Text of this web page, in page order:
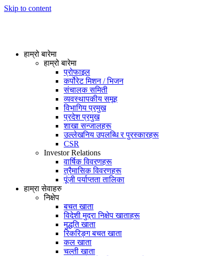
Skip to content
हाम्रो बारेमा
हाम्रो बारेमा
प्रोफाइल
कर्पोरेट मिशन / भिजन
संचालक समिती
व्यवस्थापकीय समूह
विभागिय प्रमुख
प्रदेश प्रमुख
शाखा सन्जालहरू
उल्लेखनिय उपलब्धि र पुरस्कारहरू
CSR
Investor Relations
वार्षिक विवरणहरू
त्रैमासिक विवरणहरू
पूंजी पर्याप्तता तालिका
हाम्रा सेवाहरु
निक्षेप
बचत खाता
विदेशी मुद्रा निक्षेप खाताहरू
मुद्धति खाता
रिकरिङ्ग बचत खाता
कल खाता
चल्ती खाता